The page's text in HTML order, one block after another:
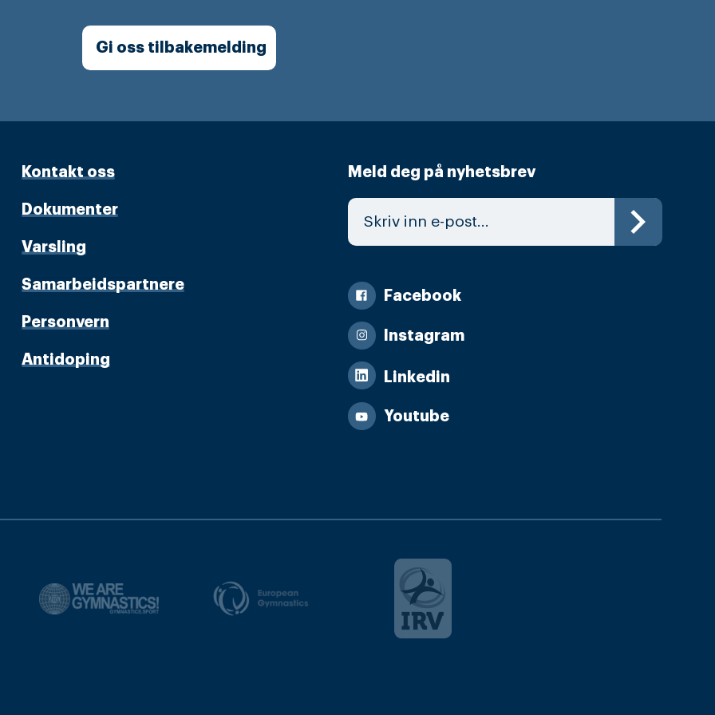
Gi oss tilbakemelding
Kontakt oss
Dokumenter
Varsling
Samarbeidspartnere
Personvern
Antidoping
Meld deg på nyhetsbrev
Facebook
Instagram
Linkedin
Youtube